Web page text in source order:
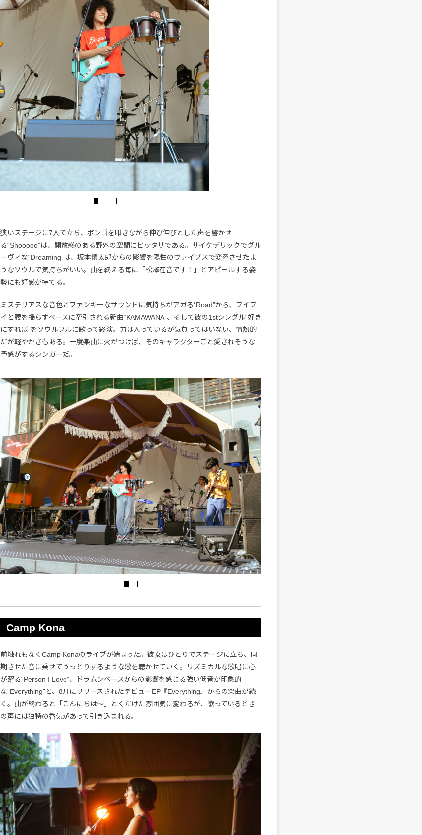
狭いステージに7人で立ち、ボンゴを叩きながら伸び伸びとした声を響かせ
る“Shooooo”は、開放感のある野外の空間にピッタリである。サイケデリックでグル
ーヴィな“Dreaming”は、坂本慎太郎からの影響を陽性のヴァイブスで変容させたよ
うなソウルで気持ちがいい。曲を終える毎に「松澤在音です！」とアピールする姿
勢にも好感が持てる。
ミステリアスな音色とファンキーなサウンドに気持ちがアガる“Road”から、ブイブ
イと腰を揺らすベースに牽引される新曲“KAMAWANA”、そして彼の1stシングル“好き
にすれば”をソウルフルに歌って終演。力は入っているが気負ってはいない、情熱的
だが軽やかさもある。一度楽曲に火がつけば、そのキャラクターごと愛されそうな
予感がするシンガーだ。
Camp Kona
前触れもなくCamp Konaのライブが始まった。彼女はひとりでステージに立ち、同
期させた音に乗せてうっとりするような歌を聴かせていく。リズミカルな歌唱に心
が躍る“Person I Love”、ドラムンベースからの影響を感じる強い低音が印象的
な“Everything”と、8月にリリースされたデビューEP『Everything』からの楽曲が続
く。曲が終わると「こんにちは〜」とくだけた雰囲気に変わるが、歌っているとき
の声には独特の香気があって引き込まれる。